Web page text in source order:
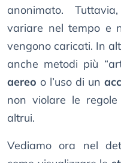
anonimato.
variare nel tempo e
vengono caricati. In
anche metodi più
aereo o l’uso di un
non violare le
altrui.
Vediamo ora nel